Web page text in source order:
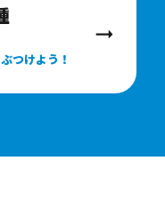
つけよう！